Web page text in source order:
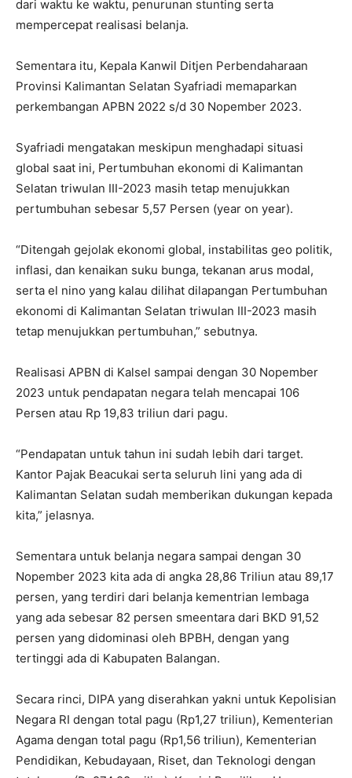
dari waktu ke waktu, penurunan stunting serta
mempercepat realisasi belanja.
Sementara itu, Kepala Kanwil Ditjen Perbendaharaan
Provinsi Kalimantan Selatan Syafriadi memaparkan
perkembangan APBN 2022 s/d 30 Nopember 2023.
Syafriadi mengatakan meskipun menghadapi situasi
global saat ini, Pertumbuhan ekonomi di Kalimantan
Selatan triwulan III-2023 masih tetap menujukkan
pertumbuhan sebesar 5,57 Persen (year on year).
“Ditengah gejolak ekonomi global, instabilitas geo politik,
inflasi, dan kenaikan suku bunga, tekanan arus modal,
serta el nino yang kalau dilihat dilapangan Pertumbuhan
ekonomi di Kalimantan Selatan triwulan III-2023 masih
tetap menujukkan pertumbuhan,” sebutnya.
Realisasi APBN di Kalsel sampai dengan 30 Nopember
2023 untuk pendapatan negara telah mencapai 106
Persen atau Rp 19,83 triliun dari pagu.
“Pendapatan untuk tahun ini sudah lebih dari target.
Kantor Pajak Beacukai serta seluruh lini yang ada di
Kalimantan Selatan sudah memberikan dukungan kepada
kita,” jelasnya.
Sementara untuk belanja negara sampai dengan 30
Nopember 2023 kita ada di angka 28,86 Triliun atau 89,17
persen, yang terdiri dari belanja kementrian lembaga
yang ada sebesar 82 persen smeentara dari BKD 91,52
persen yang didominasi oleh BPBH, dengan yang
tertinggi ada di Kabupaten Balangan.
Secara rinci, DIPA yang diserahkan yakni untuk Kepolisian
Negara RI dengan total pagu (Rp1,27 triliun), Kementerian
Agama dengan total pagu (Rp1,56 triliun), Kementerian
Pendidikan, Kebudayaan, Riset, dan Teknologi dengan